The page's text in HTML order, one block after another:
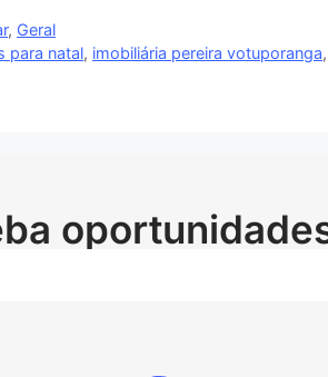
, Geral
para natal, imobiliária pereira votuporanga,